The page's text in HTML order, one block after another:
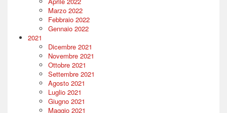
Marzo 2022
Febbraio 2022
Gennaio 2022
2021
Dicembre 2021
Novembre 2021
Ottobre 2021
Settembre 2021
Agosto 2021
Luglio 2021
Giugno 2021
Maggio 2021